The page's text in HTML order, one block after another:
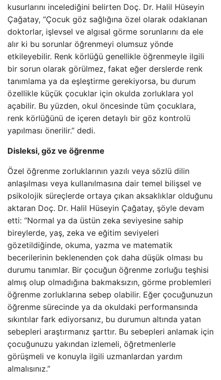
kusurlarını incelediğini belirten Doç. Dr. Halil Hüseyin
Çağatay, “Çocuk göz sağlığına özel olarak odaklanan
doktorlar, işlevsel ve algısal görme sorunlarını da ele
alır ki bu sorunlar öğrenmeyi olumsuz yönde
etkileyebilir. Renk körlüğü genellikle öğrenmeyle ilgili
bir sorun olarak görülmez, fakat eğer derslerde renk
tanımlama ya da eşleştirme gerekiyorsa, bu durum
özellikle küçük çocuklar için okulda zorluklara yol
açabilir. Bu yüzden, okul öncesinde tüm çocuklara,
renk körlüğünü de içeren detaylı bir göz kontrolü
yapılması önerilir.” dedi.
Disleksi, göz ve öğrenme
Özel öğrenme zorluklarının yazılı veya sözlü dilin
anlaşılması veya kullanılmasına dair temel bilişsel ve
psikolojik süreçlerde ortaya çıkan aksaklıklar olduğunu
aktaran Doç. Dr. Halil Hüseyin Çağatay, şöyle devam
etti: “Normal ya da üstün zeka seviyesine sahip
bireylerde, yaş, zeka ve eğitim seviyeleri
gözetildiğinde, okuma, yazma ve matematik
becerilerinin beklenenden çok daha düşük olması bu
durumu tanımlar. Bir çocuğun öğrenme zorluğu teşhisi
almış olup olmadığına bakmaksızın, görme problemleri
öğrenme zorluklarına sebep olabilir. Eğer çocuğunuzun
öğrenme sürecinde ya da okuldaki performansında
sıkıntılar fark ediyorsanız, bu durumun altında yatan
sebepleri araştırmanız şarttır. Bu sebepleri anlamak için
çocuğunuzu yakından izlemeli, öğretmenlerle
görüşmeli ve konuyla ilgili uzmanlardan yardım
almalısınız.”